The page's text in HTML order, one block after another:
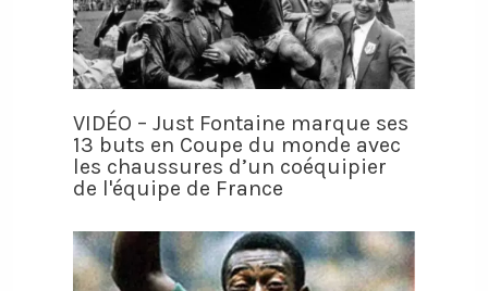
VIDÉO – Just Fontaine marque ses
13 buts en Coupe du monde avec
les chaussures d’un coéquipier
de l'équipe de France